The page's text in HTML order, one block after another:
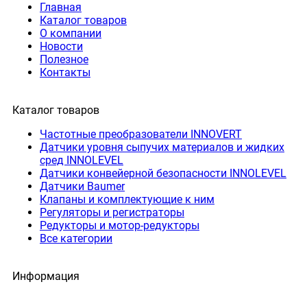
Главная
Каталог товаров
О компании
Новости
Полезное
Контакты
Каталог товаров
Частотные преобразователи INNOVERT
Датчики уровня сыпучих материалов и жидких
сред INNOLEVEL
Датчики конвейерной безопасности INNOLEVEL
Датчики Baumer
Клапаны и комплектующие к ним
Регуляторы и регистраторы
Редукторы и мотор-редукторы
Все категории
Информация